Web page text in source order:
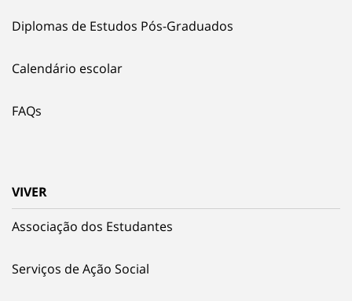
Diplomas de Estudos Pós-Graduados
Calendário escolar
FAQs
VIVER
Associação dos Estudantes
Serviços de Ação Social